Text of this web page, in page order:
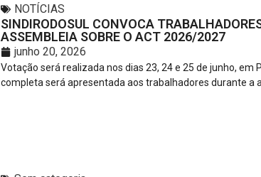
NOTÍCIAS
SINDIRODOSUL CONVOCA
ASSEMBLEIA SOBRE O ACT 2026/2027
junho 20, 2026
Votação será realizada nos dias 23, 24 e 25 de junho, em
completa será apresentada aos trabalhadores durante a